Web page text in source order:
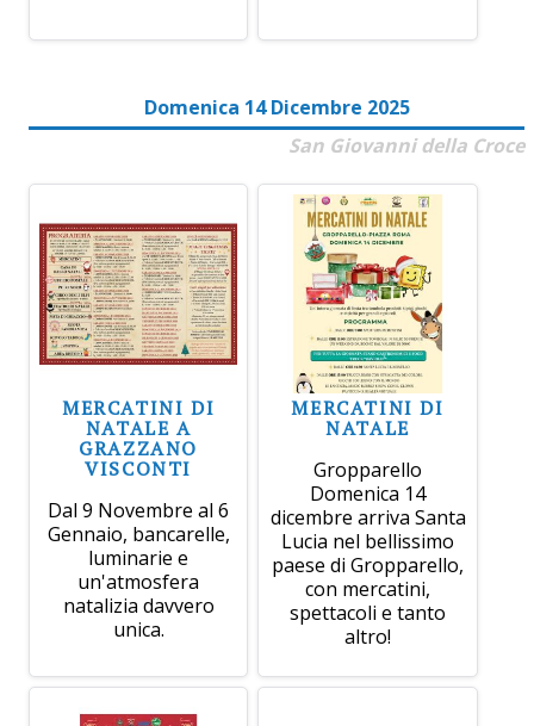
Domenica 14 Dicembre 2025
San Giovanni della Croce
MERCATINI DI
NATALE A
GRAZZANO
VISCONTI
Dal 9 Novembre al 6
Gennaio, bancarelle,
luminarie e
un'atmosfera
natalizia davvero
unica.
MERCATINI DI
NATALE
Gropparello
Domenica 14
dicembre arriva Santa
Lucia nel bellissimo
paese di Gropparello,
con mercatini,
spettacoli e tanto
altro!